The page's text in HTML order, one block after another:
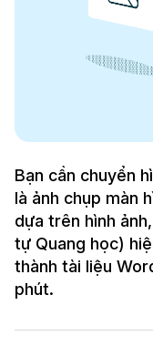
Bạn cần chuyển
là ảnh chụp màn
dựa trên hình
tự Quang học)
thành tài liệu
phút.